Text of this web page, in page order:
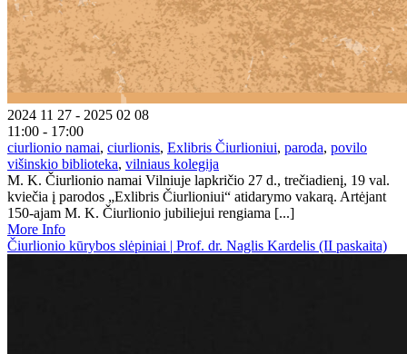
2024 11 27 - 2025 02 08
11:00 - 17:00
ciurlionio namai, ciurlionis, Exlibris Čiurlioniui, paroda, povilo
višinskio biblioteka, vilniaus kolegija
M. K. Čiurlionio namai Vilniuje lapkričio 27 d., trečiadienį, 19 val.
kviečia į parodos „Exlibris Čiurlioniui“ atidarymo vakarą. Artėjant
150-ajam M. K. Čiurlionio jubiliejui rengiama [...]
More Info
Čiurlionio kūrybos slėpiniai | Prof. dr. Naglis Kardelis (II paskaita)